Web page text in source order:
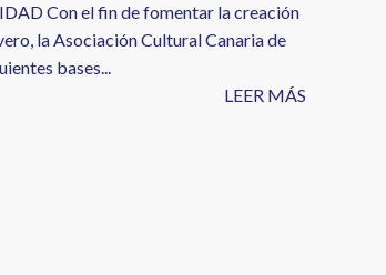
Con el fin de fomentar la creación
la Asociación Cultural Canaria de
bases...
LEER MÁS